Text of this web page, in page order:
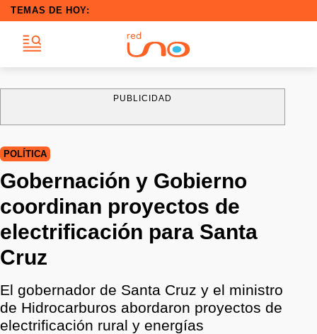
TEMAS DE HOY:
PUBLICIDAD
POLÍTICA
Gobernación y Gobierno
coordinan proyectos de
electrificación para Santa
Cruz
El gobernador de Santa Cruz y el ministro
de Hidrocarburos abordaron proyectos de
electrificación rural y energías